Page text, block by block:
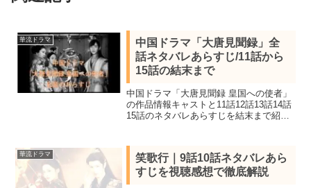
華流ドラマ
中国ドラマ「大唐見聞録」全
話ネタバレあらすじ/11話から
15話の結末まで
中国ドラマ「大唐見聞録 皇国への使者」
の作品情報キャストと11話12話13話14話
15話のネタバレあらすじを結末まで紹
嫁いでくれと言われ雲燁が許嫁を忘れら
れないと知り母親の追封を条件に引き受
けるが・・
華流ドラマ
笑歌行｜9話10話ネタバレあら
すじを視聴感想で徹底解説